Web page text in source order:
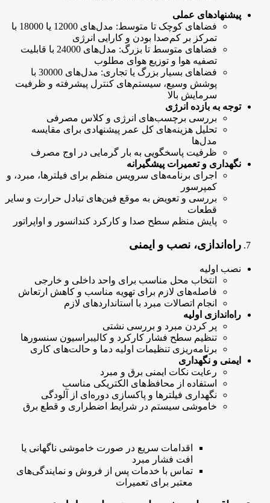
پیشنهادهای عملی
فضاهای کوچک تا متوسط: مدل‌های 12000 یا 18000 با
تمرکز بر کم‌صدا بودن و کارایی انرژی
فضاهای متوسط تا بزرگ: مدل‌های 24000 با قابلیت
تصفیه هوا و توزیع هوای مطلوب
فضاهای بسیار بزرگ یا تجاری: مدل‌های 30000 با
پوشش وسیع، سیستم‌های کنترل پیشرفته و ظرفیت
سرمایش بالا
توجه به بازده انرژی
بررسی برچسب‌های انرژی و کلاس مصرفی
تحلیل هزینه‌های کل عمر پیشنهادی برای مقایسه
مدل‌ها
ظرفیت پاسخگویی به بار گرمایی در اوج مصرف
نگهداری و تعمیرات پیشگیرانه
اجرای برنامه‌های سرویس منظم برای فیلترها، مبرد، و
کمپرسور
بررسی و تعویض به موقع فین‌های تبادل حرارت و سایر
قطعات
پایش منظم سطح صدا و کارکرد کندانسور و اواپراتور
راه‌اندازی، نصب و ایمنی
نصب اولیه
انتخاب محل مناسب برای واحد داخلی و خارجی
فاصله‌های لازم برای تهویه مناسب و کاهش ارتعاش
انجام اتصالات مبرد با استانداردهای لازم
راه‌اندازی اولیه
پر کردن مبرد و بررسی نشتی
تنظیم سطح فشار کارکرد و کالیبراسیون سنسورها
برنامه‌ریزی تنظیمات اولیه دما و حالت‌های کاری
ایمنی و نگهداری
رعایت نکات ایمنی برق و مبرد
استفاده از محافظ‌های الکتریکی مناسب
نگهداری فیلترها و پاکسازی دوره‌ای از آلودگی
خاموشی سیستم در شرایط اضطراری و قطع برق
اقدامات سریع در صورت خاموشی ناگهانی یا
افت فشار مبرد
تماس با خدمات پس از فروش و نمایندگی‌های
معتبر برای تعمیرات